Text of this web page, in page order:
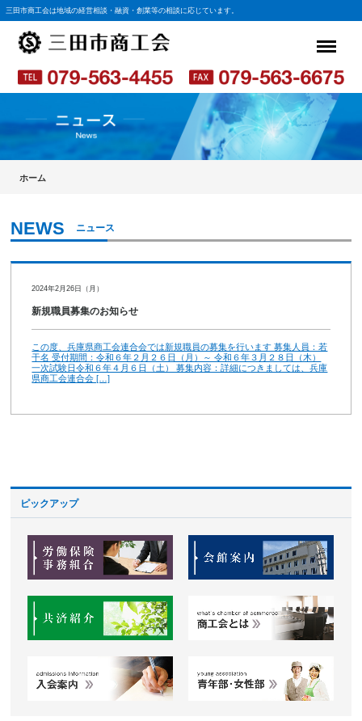
三田市商工会は地域の経営相談・融資・創業等の相談に応じています。
ホーム
ニュース
2024年2月26日（月）
新規職員募集のお知らせ
この度、兵庫県商工会連合会では新規職員の募集を行います 募集人員：若
干名 受付期間：令和６年２月２６日（月）～ 令和６年３月２８日（木）
一次試験日令和６年４月６日（土） 募集内容：詳細につきましては、兵庫
県商工会連合会 […]
ピックアップ